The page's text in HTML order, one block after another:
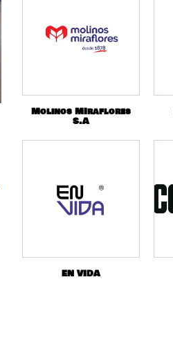
Molinos MIraflores
S.A
EN VIDA